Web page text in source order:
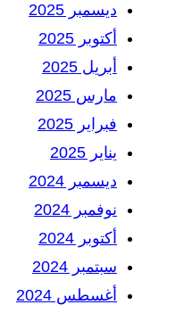
ديسمبر 2025
أكتوبر 2025
أبريل 2025
مارس 2025
فبراير 2025
يناير 2025
ديسمبر 2024
نوفمبر 2024
أكتوبر 2024
سبتمبر 2024
أغسطس 2024